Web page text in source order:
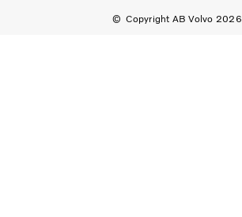
Copyright AB Volvo 2026